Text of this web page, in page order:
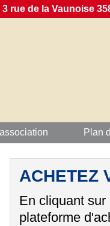
rue de la Vaunoise
Plan
ACHETEZ
En cliquant
plateforme